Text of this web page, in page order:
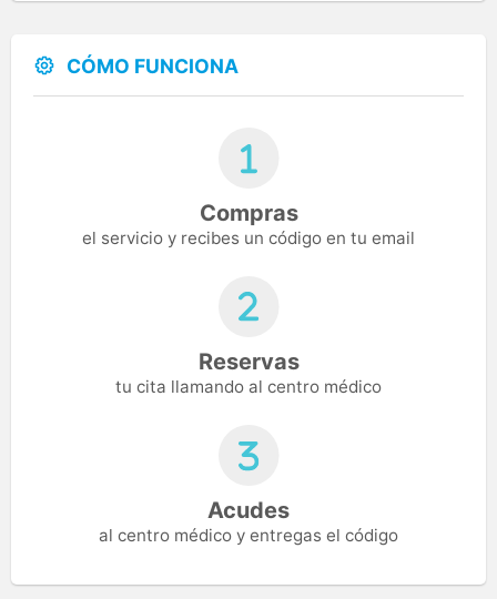
CÓMO FUNCIONA
Compras
el servicio y recibes un código en tu email
Reservas
tu cita llamando al centro médico
Acudes
al centro médico y entregas el código